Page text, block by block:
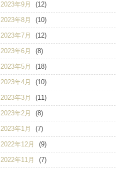
2023年9月 (12)
2023年8月 (10)
2023年7月 (12)
2023年6月 (8)
2023年5月 (18)
2023年4月 (10)
2023年3月 (11)
2023年2月 (8)
2023年1月 (7)
2022年12月 (9)
2022年11月 (7)